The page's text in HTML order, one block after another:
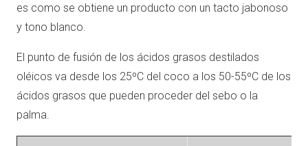
es como se obtiene un producto con un tacto jabonoso
y tono blanco.
El punto de fusión de los ácidos grasos destilados
oléicos va desde los 25ºC del coco a los 50-55ºC de los
ácidos grasos que pueden proceder del sebo o la
palma.